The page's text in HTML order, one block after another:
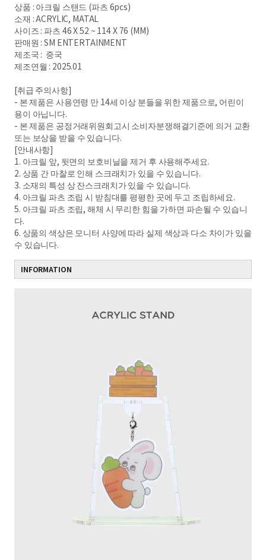
상품 : 아크릴 스탠드 (파츠 6pcs)
소재 : ACRYLIC, MATAL
사이즈 : 파츠 46 X 52 ~ 114 X 76 (MM)
판매원 : SM ENTERTAINMENT
제조국 : 중국
제조연월 : 2025.01
[취급 주의사항]
- 본 제품은 사용연령 만 14세 이상 분들을 위한 제품으로, 어린이
용이 아닙니다.
- 본 제품은 공정거래위원회고시 소비자분쟁해결기준에 의거 교환
또는 보상을 받을 수 있습니다.
[안내사항]
1. 아크릴 앞, 뒷면의 보호비닐을 제거 후 사용해주세요.
2. 상품 간 마찰로 인해 스크래치가 있을 수 있습니다.
3. 소재의 특성 상 잔스크래치가 있을 수 있습니다.
4. 아크릴 파츠 조립 시 받침대를 평평한 곳에 두고 조립하세요.
5. 아크릴 파츠 조립, 해체 시 무리한 힘을 가하면 파손될 수 있습니
다.
6. 상품의 색상은 모니터 사양에 따라 실제 색상과 다소 차이가 있을
수 있습니다.
INFORMATION